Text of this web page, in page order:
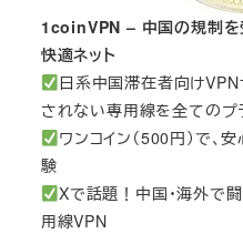
1coinVPN – 中国の規制を
快適ネット
日系中国滞在者向けVPN
されない専用線を全てのプ
ワンコイン（500円）で、
験
Xで話題！中国・海外で
用線VPN